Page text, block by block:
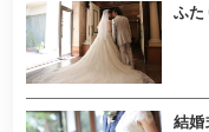
ふた
結婚